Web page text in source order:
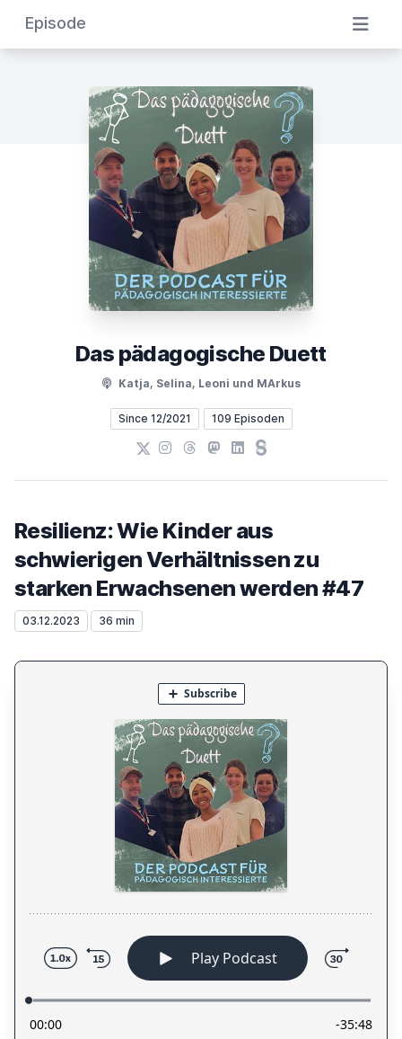
Episode
Das pädagogische Duett
Katja, Selina, Leoni und MArkus
Since 12/2021 109 Episoden
X Instagram
Threads
Mastodon
LinkedIn
Steady
Resilienz: Wie Kinder aus
schwierigen Verhältnissen zu
starken Erwachsenen werden #47
03.12.2023 36 min